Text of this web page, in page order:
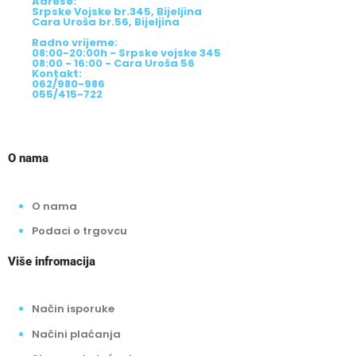
Srpske Vojske br.345, Bijeljina
Cara Uroša br.56, Bijeljina
Radno vrijeme:
08:00-20:00h - Srpske vojske 345
08:00 - 16:00 - Cara Uroša 56
Kontakt:
062/980-986
055/415-722
O nama
O nama
Podaci o trgovcu
Više infromacija
Način isporuke
Načini plaćanja